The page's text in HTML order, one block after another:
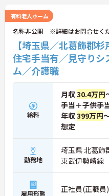
に詳細をご案内しますのでお
い！
有料老人ホーム
名称非公開 ※詳細はお問合せく
【埼玉県／北葛飾郡
住宅手当有／見守りシ
ム／介護職
給料
月収30.4万円
手当＋子供手
年収399万円
想定
勤務地
埼玉県 北葛飾
東武伊勢崎線
雇用形態 正社員(正職員)